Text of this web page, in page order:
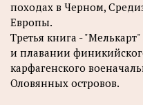
походах в Черном,
Европы.
Третья книга -
и плавании
карфагенского
Оловянных островов.